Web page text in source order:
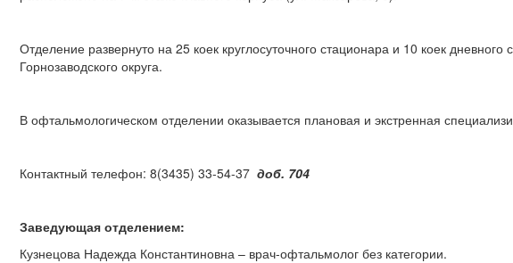
Отделение развернуто на 25 коек круглосуточного стационара и 10 коек
Горнозаводского округа.
В офтальмологическом отделении оказывается плановая и экстренная
Контактный телефон: 8(3435) 33-54-37 доб. 704
Заведующая отделением:
Кузнецова Надежда Константиновна – врач-офтальмолог без категории.